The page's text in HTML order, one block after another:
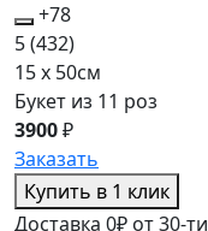
+78
5(432)
15 x 50см
Букет из 11 роз
3900₽
Заказать
Купить в 1 клик
Доставка 0₽ от 30-ти